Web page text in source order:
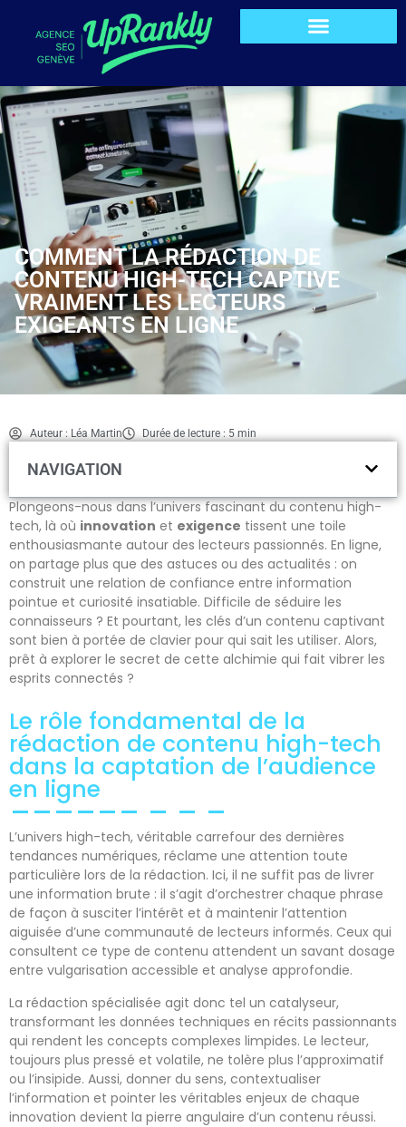
COMMENT LA RÉDACTION DE
CONTENU HIGH-TECH CAPTIVE
VRAIMENT LES LECTEURS
EXIGEANTS EN LIGNE
Auteur : Léa Martin Durée de lecture : 5 min
NAVIGATION
Plongeons-nous dans l’univers fascinant du contenu high-
tech, là où innovation et exigence tissent une toile
enthousiasmante autour des lecteurs passionnés. En ligne,
on partage plus que des astuces ou des actualités : on
construit une relation de confiance entre information
pointue et curiosité insatiable. Difficile de séduire les
connaisseurs ? Et pourtant, les clés d’un contenu captivant
sont bien à portée de clavier pour qui sait les utiliser. Alors,
prêt à explorer le secret de cette alchimie qui fait vibrer les
esprits connectés ?
Le rôle fondamental de la
rédaction de contenu high-tech
dans la captation de l’audience
en ligne
L’univers high-tech, véritable carrefour des dernières
tendances numériques, réclame une attention toute
particulière lors de la rédaction. Ici, il ne suffit pas de livrer
une information brute : il s’agit d’orchestrer chaque phrase
de façon à susciter l’intérêt et à maintenir l’attention
aiguisée d’une communauté de lecteurs informés. Ceux qui
consultent ce type de contenu attendent un savant dosage
entre vulgarisation accessible et analyse approfondie.
La rédaction spécialisée agit donc tel un catalyseur,
transformant les données techniques en récits passionnants
qui rendent les concepts complexes limpides. Le lecteur,
toujours plus pressé et volatile, ne tolère plus l’approximatif
ou l’insipide. Aussi, donner du sens, contextualiser
l’information et pointer les véritables enjeux de chaque
innovation devient la pierre angulaire d’un contenu réussi.